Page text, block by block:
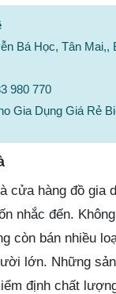
Bá Học, Tân Mai,,
980 770
Gia Dụng Giá Rẻ
cửa hàng đồ gia
nhắc đến.
còn bán nhiều
lớn. Những
định chất